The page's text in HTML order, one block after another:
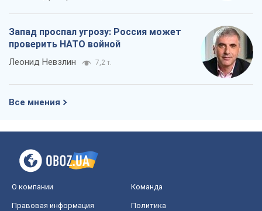
Запад проспал угрозу: Россия может
проверить НАТО войной
Леонид Невзлин 7,2 т.
Все мнения
О компании Команда
Правовая информация
Политика